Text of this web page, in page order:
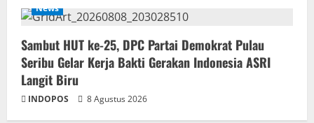
News
‎Sambut HUT ke-25, DPC Partai Demokrat Pulau
Seribu Gelar Kerja Bakti Gerakan Indonesia ASRI
Langit Biru
INDOPOS 8 Agustus 2026